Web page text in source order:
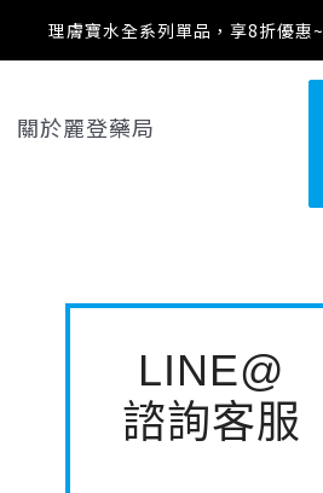
理膚寶水全系列單品，享8折優惠~
關於麗登藥局
LINE@
諮詢客服
搜
尋
鍵